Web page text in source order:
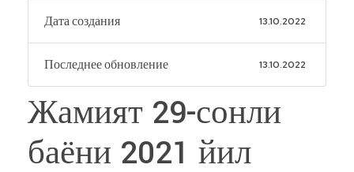
Дата создания 13.10.2022
Последнее обновление 13.10.2022
Жамият 29-сонли
баёни 2021 йил